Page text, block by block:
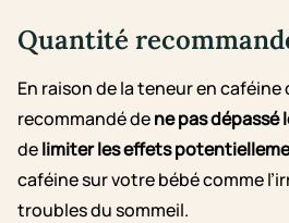
Quantité
En raison de la teneur en caféine
recommandé dene pas dépassé
delimiter les effets
caféine sur votre bébé comme
troubles du sommeil.